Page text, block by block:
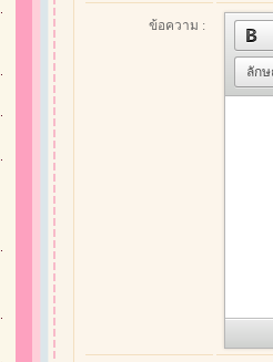
ข้อความ :
ลัก